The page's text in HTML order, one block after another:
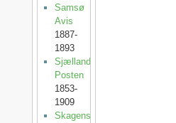
Samsø
Avis
1887-
1893
Sjællands-
Posten
1853-
1909
Skagens